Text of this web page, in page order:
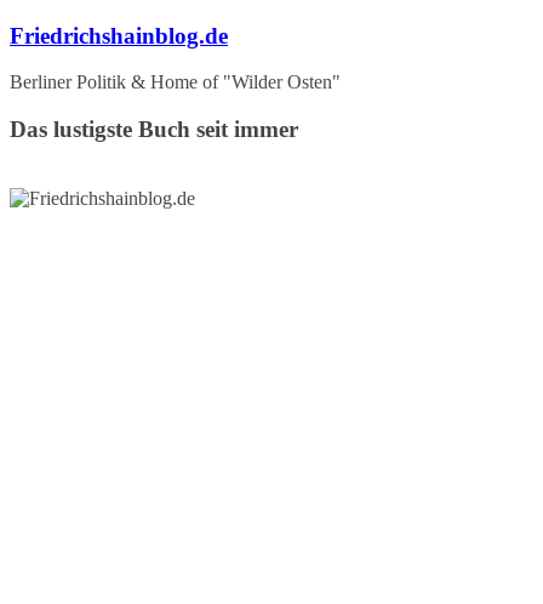
Zum
springen
Friedrichshainblog.de
Berliner Politik & Home of "Wilder Osten"
Das lustigste Buch seit immer